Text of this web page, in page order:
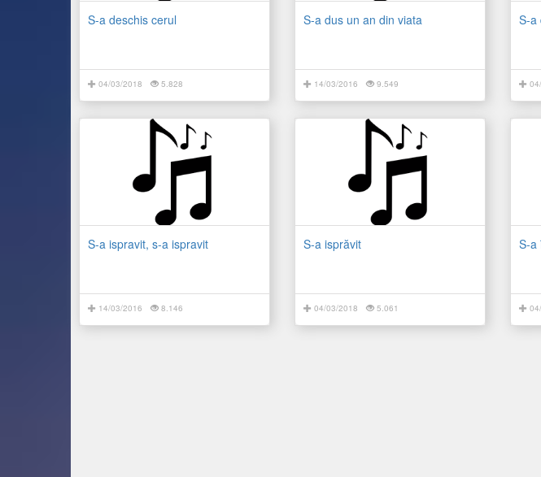
S-a deschis cerul
04/03/2018 5.828
S-a dus un an din viata
14/03/2016 9.549
S-a
S-a ispravit, s-a ispravit
14/03/2016 8.146
S-a isprăvit
04/03/2018 5.061
S-a